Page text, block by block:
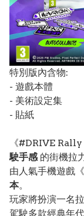
特別版內含物:
- 遊戲本體
- 美術設定集
- 貼紙
《#DRIVE
駛手感 的街機拉
由人氣手機遊戲
本。
玩家將扮演一名
駕駛多款經典年